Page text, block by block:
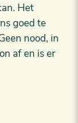
Het
goed te
nood, in
af en is er